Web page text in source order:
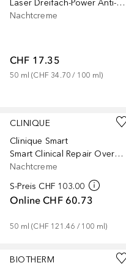
Laser Dreifach-Power Anti-Age
Nachtcreme
CHF 17.35
50 ml (CHF 34.70 / 100 ml)
CLINIQUE
Clinique Smart
Smart Clinical Repair Overnight Cream & Mask
Nachtcreme
S-Preis CHF 103.00
Online CHF 60.73
50 ml (CHF 121.46 / 100 ml)
BIOTHERM